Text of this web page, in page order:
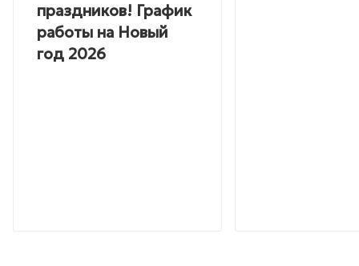
праздников! График
работы на Новый
год 2026